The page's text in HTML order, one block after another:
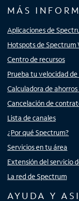
MÁS
Aplicaciones de
Hotspots de Spectrum
Centro de recursos
Prueba tu velocidad
Calculadora de
Cancelación de
Lista de canales
¿Por qué Spectrum?
Servicios en tu área
Extensión del servicio
La red de Spectrum
AYUDA Y